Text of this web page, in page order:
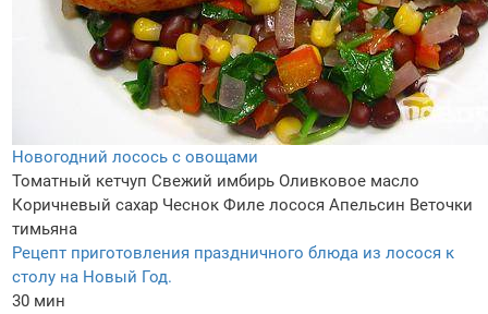
Новогодний лосось с овощами
Томатный кетчуп Свежий имбирь Оливковое масло
Коричневый сахар Чеснок Филе лосося Апельсин Веточки
тимьяна
Рецепт приготовления праздничного блюда из лосося к
столу на Новый Год.
30 мин